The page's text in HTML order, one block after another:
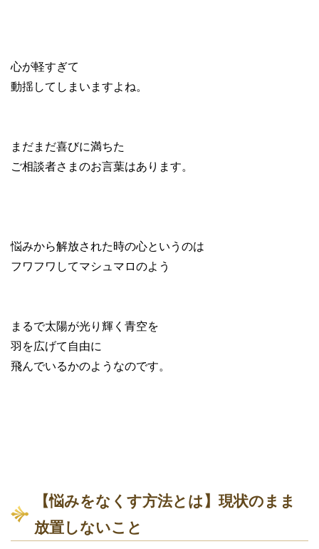
心が軽すぎて
動揺してしまいますよね。
まだまだ喜びに満ちた
ご相談者さまのお言葉はあります。
悩みから解放された時の心というのは
フワフワしてマシュマロのよう
まるで太陽が光り輝く青空を
羽を広げて自由に
飛んでいるかのようなのです。
【悩みをなくす方法とは】現状のまま
放置しないこと